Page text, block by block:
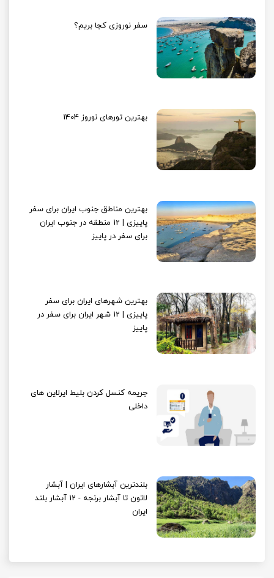
سفر نوروزی کجا بریم؟
بهترین تورهای نوروز 1404
بهترین مناطق جنوب ایران برای سفر
پاییزی | 12 منطقه در جنوب ایران
برای سفر در پاییز
بهترین شهرهای ایران برای سفر
پاییزی | 12 شهر ایران برای سفر در
پاییز
جریمه کنسل کردن بلیط ایرلاین های
داخلی
بلندترین آبشارهای ایران | آبشار
لاتون تا آبشار برنجه - 12 آبشار بلند
ایران